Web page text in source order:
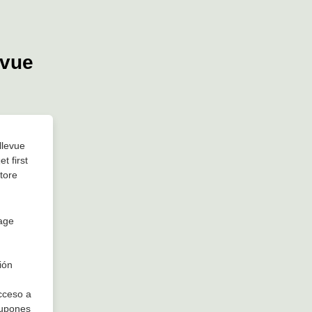
first
a